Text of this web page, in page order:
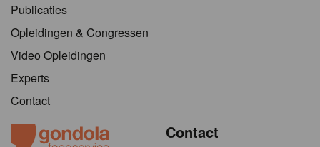
Publicaties
Opleidingen & Congressen
Video Opleidingen
Experts
Contact
Contact